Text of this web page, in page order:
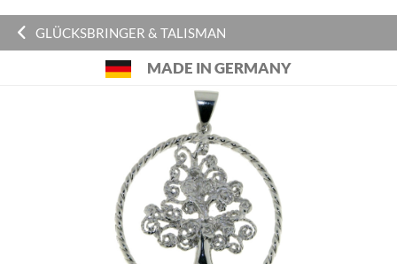
GLÜCKSBRINGER & TALISMAN
MADE IN GERMANY